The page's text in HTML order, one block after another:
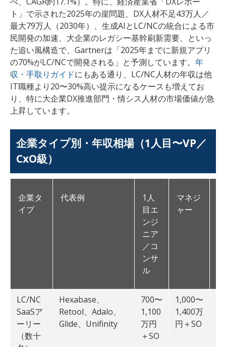
ト」で示された2025年の崖問題、DX人材不足43万人／
最大79万人（2030年）、生成AIとLC/NCの統合による市
民開発の加速、大企業のレガシー基幹刷新需要、といっ
た追い風構造で、Gartnerは「2025年までに新規アプリ
の70%がLC/NCで開発される」と予測しています。 年
収・手取りガイドにもある通り、LC/NC人材の年収は他
IT職種より20〜30%高い提示になるケースも増えてお
り、特に大企業DX推進部門・情シス人材の市場価値が急
上昇しています。
企業タイプ別・年収相場（1人目〜VP／
CxO級）
企業タ
イプ
代表例
1人
目エ
ンジ
ニア
／コ
ンサ
ル
マネジ
ャー
LC/NC
SaaSア
ーリー
（数十
Hexabase、
Retool、Adalo、
Glide、Unifinity
700〜
1,100
万円
＋SO
1,000〜
1,400万
円＋SO